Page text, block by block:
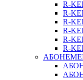
R-
R-
R-
R-
R-
R-